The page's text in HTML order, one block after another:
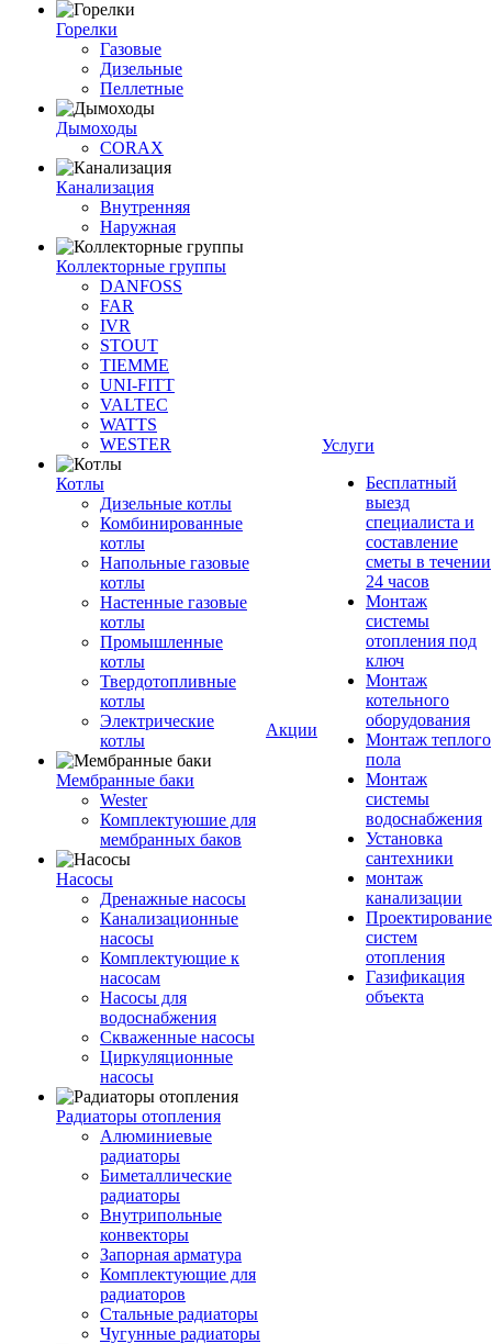
Горелки
Газовые
Дизельные
Пеллетные
Дымоходы
CORAX
Канализация
Внутренняя
Наружная
Коллекторные группы
DANFOSS
FAR
IVR
STOUT
TIEMME
UNI-FITT
VALTEC
WATTS
WESTER
Котлы
Дизельные котлы
Комбинированные
котлы
Напольные газовые
котлы
Настенные газовые
котлы
Промышленные
котлы
Твердотопливные
котлы
Электрические
котлы
Мембранные баки
Wester
Комплектуюшие для
мембранных баков
Насосы
Дренажные насосы
Канализационные
насосы
Комплектующие к
насосам
Насосы для
водоснабжения
Скваженные насосы
Циркуляционные
насосы
Радиаторы отопления
Алюминиевые
радиаторы
Биметаллические
радиаторы
Внутрипольные
конвекторы
Запорная арматура
Комплектующие для
радиаторов
Стальные радиаторы
Чугунные радиаторы
Акции
Услуги
Бесплатный
выезд
специалиста и
составление
сметы в течении
24 часов
Монтаж
системы
отопления под
ключ
Монтаж
котельного
оборудования
Монтаж теплого
пола
Монтаж
системы
водоснабжения
Установка
сантехники
монтаж
канализации
Проектирование
систем
отопления
Газификация
объекта